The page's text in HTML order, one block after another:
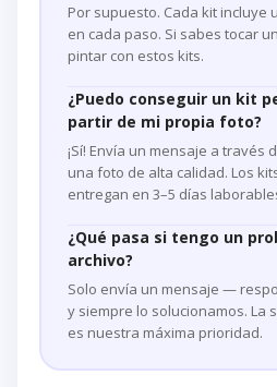
Por supuesto. Cada kit incluye
en cada paso. Si sabes tocar
pintar con estos kits.
¿Puedo conseguir un kit
partir de mi propia foto?
¡Sí! Envía un mensaje a través
una foto de alta calidad. Los
entregan en 3–5 días
¿Qué pasa si tengo un
archivo?
Solo envía un mensaje —
y siempre lo solucionamos. La
es nuestra máxima prioridad.